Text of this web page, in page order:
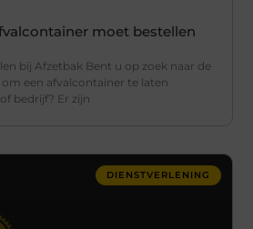
moet bestellen
bij Afzetbak Bent u op zoek naar de
een afvalcontainer te laten
bedrijf? Er zijn
DIENSTVERLENING